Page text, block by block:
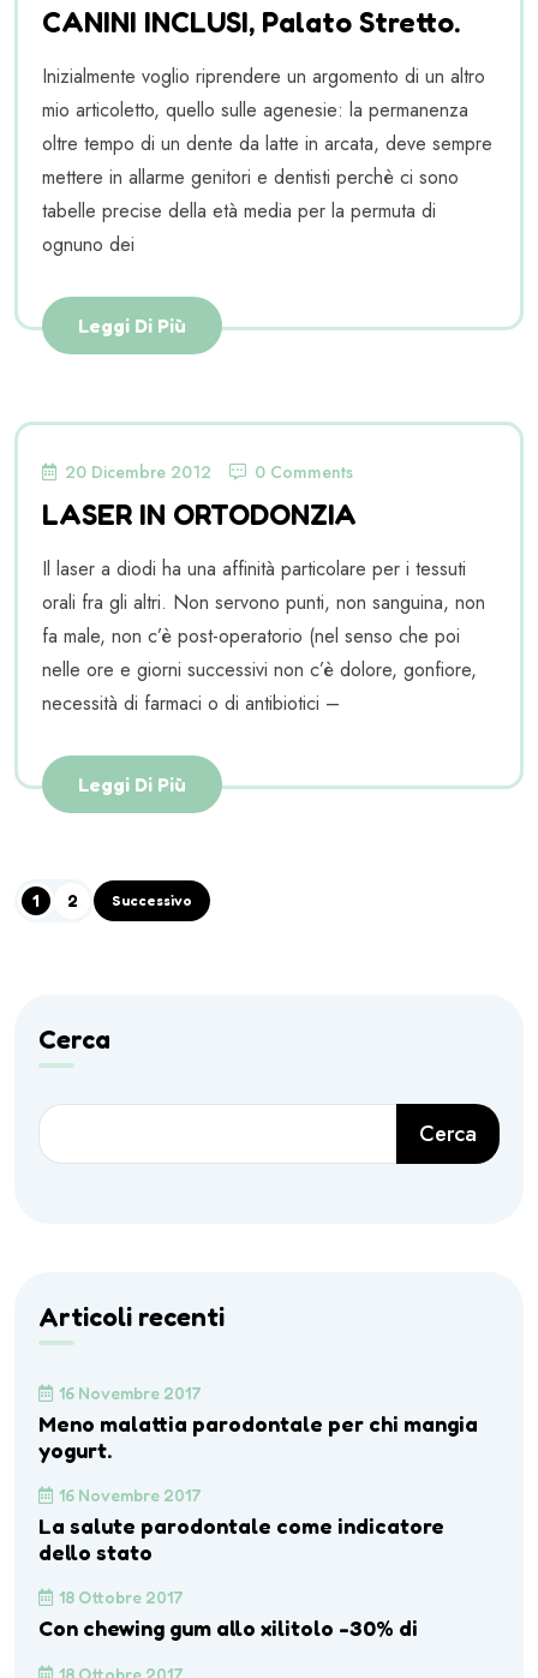
CANINI INCLUSI, Palato Stretto.
Inizialmente voglio riprendere un argomento di un altro
mio articoletto, quello sulle agenesie: la permanenza
oltre tempo di un dente da latte in arcata, deve sempre
mettere in allarme genitori e dentisti perchè ci sono
tabelle precise della età media per la permuta di
ognuno dei
Leggi Di Più
20 Dicembre 2012 0 Comments
LASER IN ORTODONZIA
Il laser a diodi ha una affinità particolare per i tessuti
orali fra gli altri. Non servono punti, non sanguina, non
fa male, non c’è post-operatorio (nel senso che poi
nelle ore e giorni successivi non c’è dolore, gonfiore,
necessità di farmaci o di antibiotici –
Leggi Di Più
1 2 Successivo
Cerca
Cerca
Articoli recenti
16 Novembre 2017
Meno malattia parodontale per chi mangia
yogurt.
16 Novembre 2017
La salute parodontale come indicatore
dello stato
18 Ottobre 2017
Con chewing gum allo xilitolo -30% di
18 Ottobre 2017